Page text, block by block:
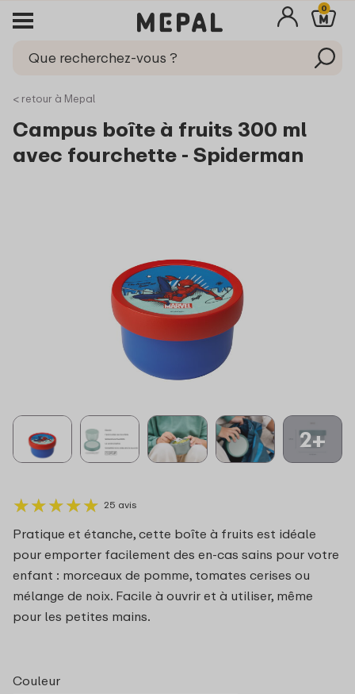
0
< retour à Mepal
Campus boîte à fruits 300 ml
avec fourchette - Spiderman
2+
★★★★★
★★★★★ 25 avis
Pratique et étanche, cette boîte à fruits est idéale
pour emporter facilement des en-cas sains pour votre
enfant : morceaux de pomme, tomates cerises ou
mélange de noix. Facile à ouvrir et à utiliser, même
pour les petites mains.
Couleur